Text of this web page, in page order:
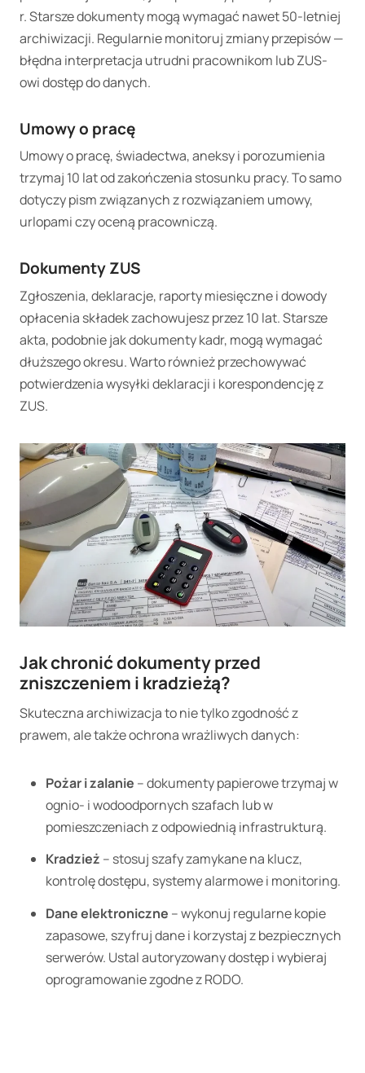
r. Starsze dokumenty mogą wymagać nawet 50-letniej
archiwizacji. Regularnie monitoruj zmiany przepisów —
błędna interpretacja utrudni pracownikom lub ZUS-
owi dostęp do danych.
Umowy o pracę
Umowy o pracę, świadectwa, aneksy i porozumienia
trzymaj 10 lat od zakończenia stosunku pracy. To samo
dotyczy pism związanych z rozwiązaniem umowy,
urlopami czy oceną pracowniczą.
Dokumenty ZUS
Zgłoszenia, deklaracje, raporty miesięczne i dowody
opłacenia składek zachowujesz przez 10 lat. Starsze
akta, podobnie jak dokumenty kadr, mogą wymagać
dłuższego okresu. Warto również przechowywać
potwierdzenia wysyłki deklaracji i korespondencję z
ZUS.
Jak chronić dokumenty przed
zniszczeniem i kradzieżą?
Skuteczna archiwizacja to nie tylko zgodność z
prawem, ale także ochrona wrażliwych danych:
Pożar i zalanie – dokumenty papierowe trzymaj w
ognio- i wodoodpornych szafach lub w
pomieszczeniach z odpowiednią infrastrukturą.
Kradzież – stosuj szafy zamykane na klucz,
kontrolę dostępu, systemy alarmowe i monitoring.
Dane elektroniczne – wykonuj regularne kopie
zapasowe, szyfruj dane i korzystaj z bezpiecznych
serwerów. Ustal autoryzowany dostęp i wybieraj
oprogramowanie zgodne z RODO.